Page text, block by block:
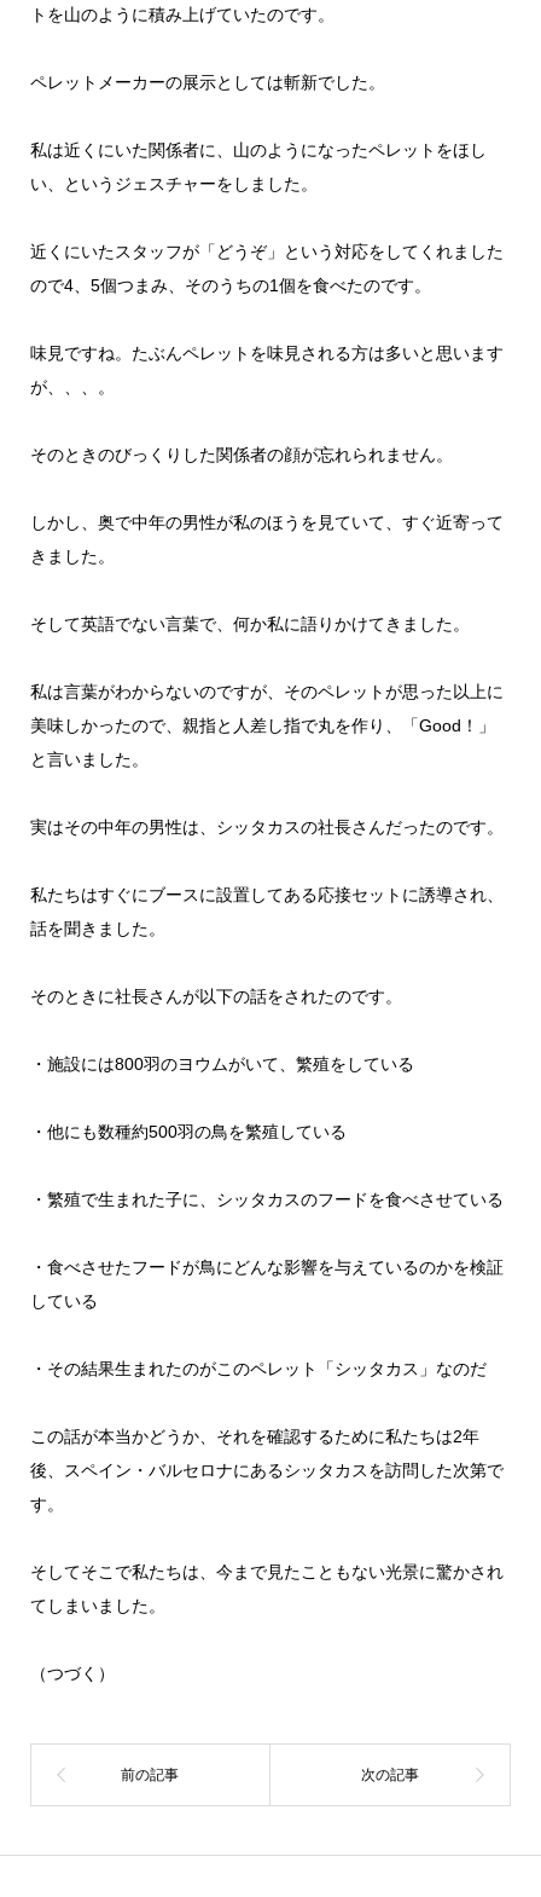
トを山のように積み上げていたのです。
ペレットメーカーの展示としては斬新でした。
私は近くにいた関係者に、山のようになったペレットをほし
い、というジェスチャーをしました。
近くにいたスタッフが「どうぞ」という対応をしてくれました
ので4、5個つまみ、そのうちの1個を食べたのです。
味見ですね。たぶんペレットを味見される方は多いと思います
が、、、。
そのときのびっくりした関係者の顔が忘れられません。
しかし、奥で中年の男性が私のほうを見ていて、すぐ近寄って
きました。
そして英語でない言葉で、何か私に語りかけてきました。
私は言葉がわからないのですが、そのペレットが思った以上に
美味しかったので、親指と人差し指で丸を作り、「Good！」
と言いました。
実はその中年の男性は、シッタカスの社長さんだったのです。
私たちはすぐにブースに設置してある応接セットに誘導され、
話を聞きました。
そのときに社長さんが以下の話をされたのです。
・施設には800羽のヨウムがいて、繁殖をしている
・他にも数種約500羽の鳥を繁殖している
・繁殖で生まれた子に、シッタカスのフードを食べさせている
・食べさせたフードが鳥にどんな影響を与えているのかを検証
している
・その結果生まれたのがこのペレット「シッタカス」なのだ
この話が本当かどうか、それを確認するために私たちは2年
後、スペイン・バルセロナにあるシッタカスを訪問した次第で
す。
そしてそこで私たちは、今まで見たこともない光景に驚かされ
てしまいました。
（つづく）